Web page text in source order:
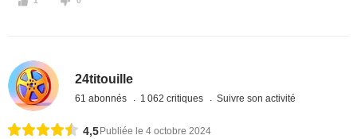
24titouille
61 abonnés 1 062 critiques Suivre son activité
4,5 Publiée le 4 octobre 2024